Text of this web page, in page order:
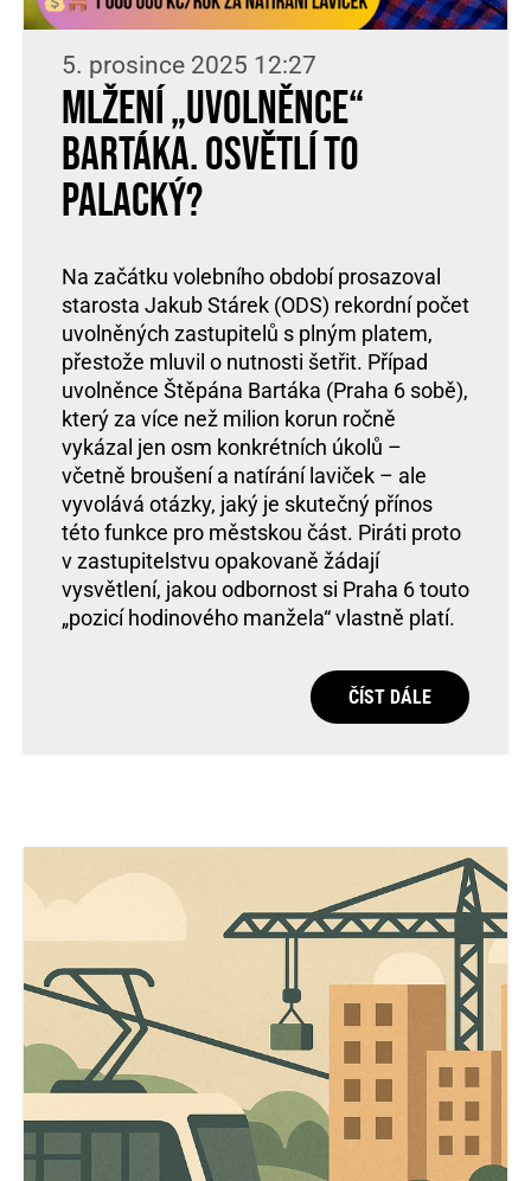
5. prosince 2025 12:27
Mlžení „uvolněnce“
Bartáka. Osvětlí to
Palacký?
Na začátku volebního období prosazoval
starosta Jakub Stárek (ODS) rekordní počet
uvolněných zastupitelů s plným platem,
přestože mluvil o nutnosti šetřit. Případ
uvolněnce Štěpána Bartáka (Praha 6 sobě),
který za více než milion korun ročně
vykázal jen osm konkrétních úkolů –
včetně broušení a natírání laviček – ale
vyvolává otázky, jaký je skutečný přínos
této funkce pro městskou část. Piráti proto
v zastupitelstvu opakovaně žádají
vysvětlení, jakou odbornost si Praha 6 touto
„pozicí hodinového manžela“ vlastně platí.
ČÍST DÁLE